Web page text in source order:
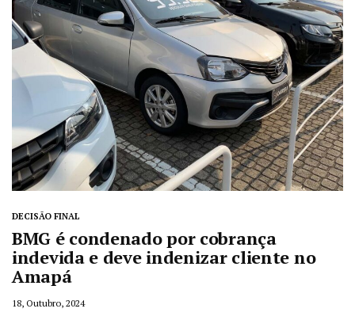
DECISÃO FINAL
BMG é condenado por cobrança
indevida e deve indenizar cliente no
Amapá
18, Outubro, 2024